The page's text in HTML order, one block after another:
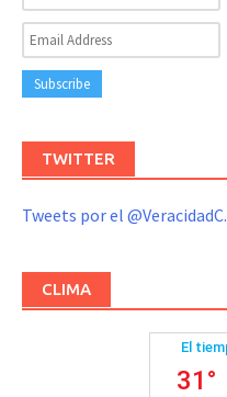
TWITTER
Tweets por el @VeracidadC.
CLIMA